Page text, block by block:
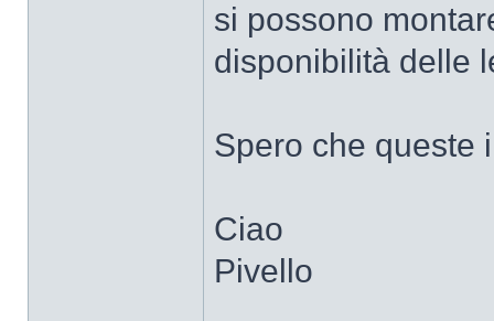
si possono
disponibilità delle
Spero che queste
Ciao
Pivello